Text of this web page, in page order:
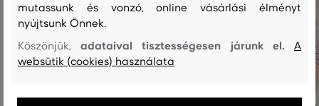
mutassunk és vonzó, online vásárlási élményt
nyújtsunk Önnek.
Köszönjük,adataival tisztességesen járunk el.A
websütik (cookies) használata